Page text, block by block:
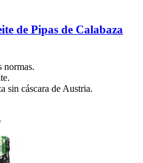
de Pipas de Calabaza
normas.
sin cáscara de Austria.